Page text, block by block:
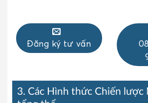
Đăng ký tư vấn
3. Các Hình thức Chiến lược